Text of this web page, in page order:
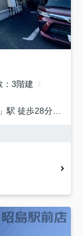
3階建
」駅 徒歩28分 青梅